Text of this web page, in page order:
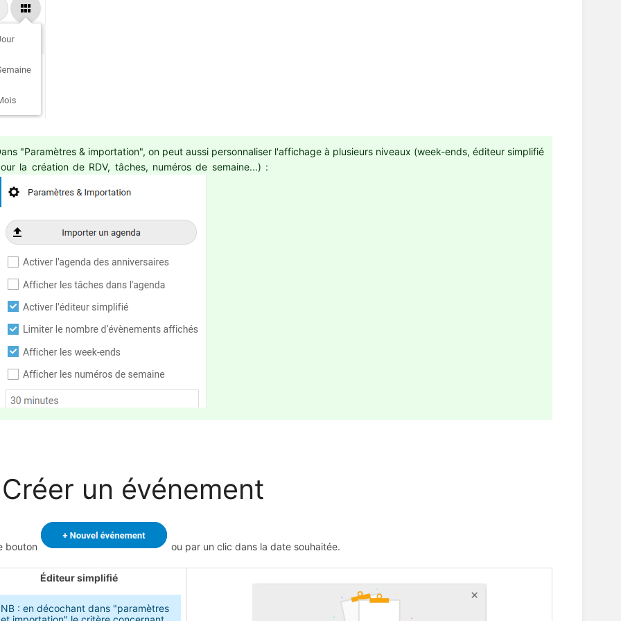
"Paramètres & importation", on peut aussi personnaliser l'affichage à plusieurs niveaux (week-ends, éditeur simplifié
la création de RDV, tâches, numéros de semaine...) :
un événement
bouton ou par un clic dans la date souhaitée.
Éditeur simplifié
NB : en décochant dans "paramètres